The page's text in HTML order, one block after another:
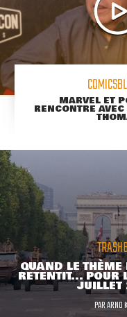
MARVEL ET
RENCONTRE
QUAND LE
RETENTIT... POUR
PARARNO